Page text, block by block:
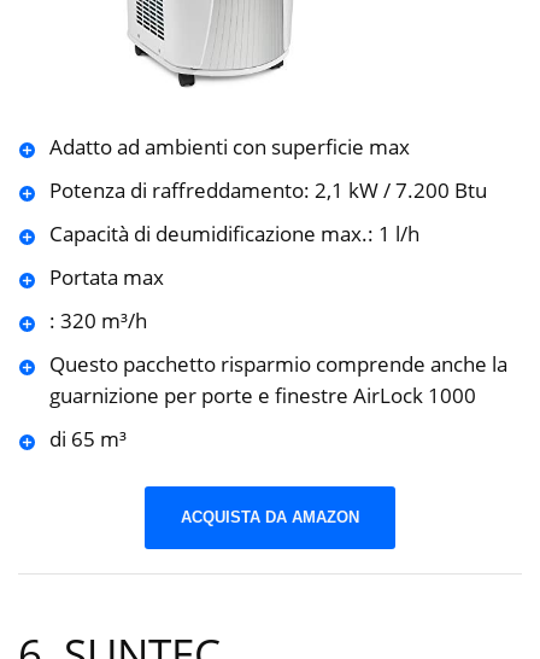
Adatto ad ambienti con superficie max
Potenza di raffreddamento: 2,1 kW / 7.200 Btu
Capacità di deumidificazione max.: 1 l/h
Portata max
: 320 m³/h
Questo pacchetto risparmio comprende anche la
guarnizione per porte e finestre AirLock 1000
di 65 m³
ACQUISTA DA AMAZON